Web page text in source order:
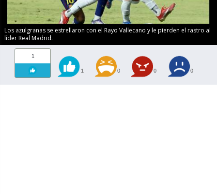
Los azulgranas se estrellaron con el Rayo Vallecano y le pierden el rastro al
líder Real Madrid.
1
1 0 0 0